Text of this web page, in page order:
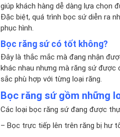
giúp khách hàng dễ dàng lựa chọn
Đặc biệt, quá trình bọc sứ diễn ra
phục hình.
Bọc răng sứ có tốt không?
Đây là thắc mắc mà đang nhận
khác nhau nhưng mà răng sứ được
sắc phù hợp với từng loại răng.
Bọc răng sứ gồm những
Các loại bọc răng sứ đang được
– Bọc trực tiếp lên trên răng bị hư